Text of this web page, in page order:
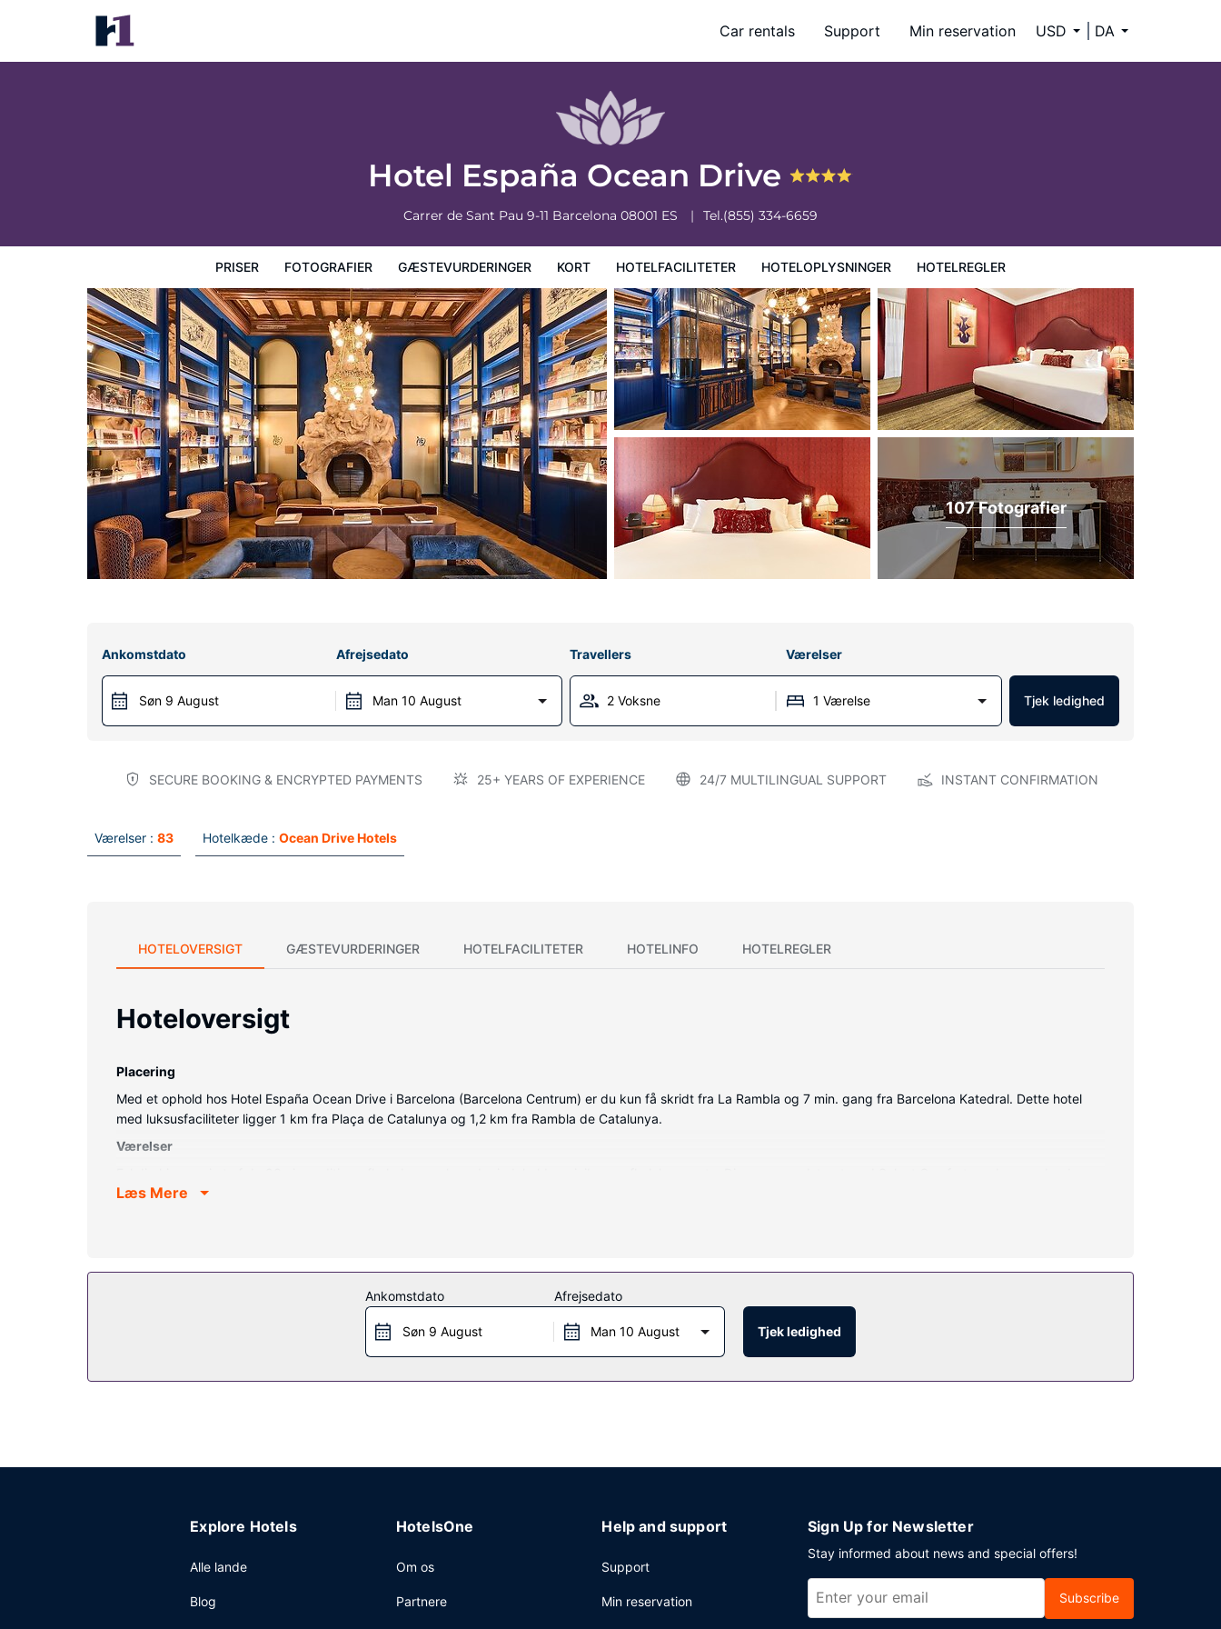
Car rentals Support Min reservation USD DA
Hotel España Ocean Drive
Carrer de Sant Pau 9-11 Barcelona 08001 ES Tel.(855) 334-6659
PRISER FOTOGRAFIER GÆSTEVURDERINGER KORT HOTELFACILITETER HOTELOPLYSNINGER HOTELREGLER
Hotel España Ocean Drive
Priser
107 Fotografier
Ankomstdato
Søn 9 August
Afrejsedato
Man 10 August
Travellers Værelser
2 Voksne 1 Værelse Tjek ledighed
SECURE BOOKING & ENCRYPTED PAYMENTS 25+ YEARS OF EXPERIENCE 24/7 MULTILINGUAL SUPPORT INSTANT CONFIRMATION
Værelser : 83 Hotelkæde : Ocean Drive Hotels
HOTELOVERSIGT GÆSTEVURDERINGER HOTELFACILITETER HOTELINFO HOTELREGLER
Hoteloversigt
Placering
Med et ophold hos Hotel España Ocean Drive i Barcelona (Barcelona Centrum) er du kun få skridt fra La Rambla og 7 min. gang fra Barcelona Katedral. Dette hotel
med luksusfaciliteter ligger 1 km fra Plaça de Catalunya og 1,2 km fra Rambla de Catalunya.
Værelser
Med gratis Wi-Fi kan du altid komme på nettet. Værelset har et privat badeværelse med bruser samt gratis toiletartikler og hårtørrer.
Nyd et måltid på Fonda España, eller bliv på værelset, og nyd godt af dette hotels roomservice (i et begrænset antal timer). Slut dagen af med en drink i
baren/loungen or baren ved poolen. Morgenmadsbuffet tilbydes mod gebyr dagligt fra kl. 07.30 til kl. 10.30.
Læs Mere
Ankomstdato
Søn 9 August
Afrejsedato
Man 10 August Tjek ledighed
Explore Hotels
Alle lande
Blog
HotelsOne
Om os
Partnere
Help and support
Support
Min reservation
Sign Up for Newsletter
Stay informed about news and special offers!
Subscribe